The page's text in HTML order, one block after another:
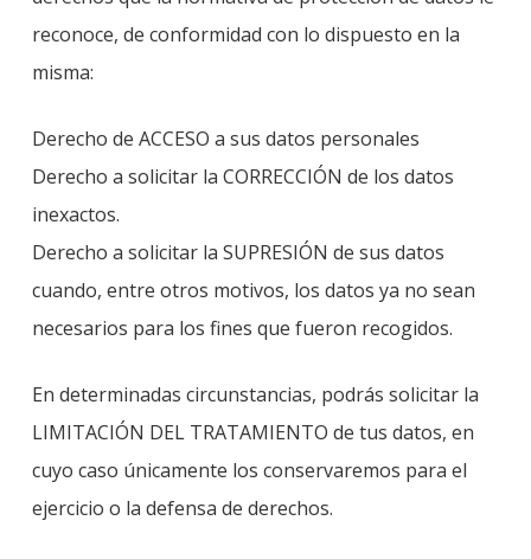
reconoce, de conformidad con lo dispuesto en la
misma:
Derecho de ACCESO a sus datos personales
Derecho a solicitar la CORRECCIÓN de los datos
inexactos.
Derecho a solicitar la SUPRESIÓN de sus datos
cuando, entre otros motivos, los datos ya no sean
necesarios para los fines que fueron recogidos.
En determinadas circunstancias, podrás solicitar la
LIMITACIÓN DEL TRATAMIENTO de tus datos, en
cuyo caso únicamente los conservaremos para el
ejercicio o la defensa de derechos.